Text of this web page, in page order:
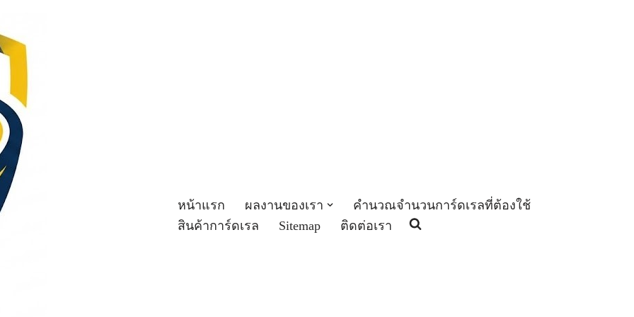
หน้าแรก ผลงานของเรา
คำนวณจำนวนการ์ดเรลที่ต้องใช้
สินค้าการ์ดเรล
Sitemap ติดต่อเรา